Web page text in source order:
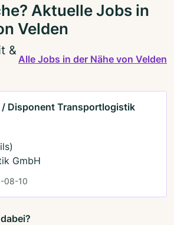
Aktuelle Jobs in
Velden
&
Alle Jobs in der Nähe von Velden
Disponent Transportlogistik
GmbH
08-10